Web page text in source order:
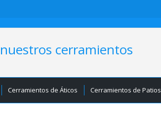
cerramientos
Cerramientos de Áticos Cerramientos de Patios